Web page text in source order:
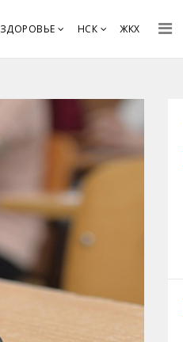
ЗДОРОВЬЕ НСК ЖКХ